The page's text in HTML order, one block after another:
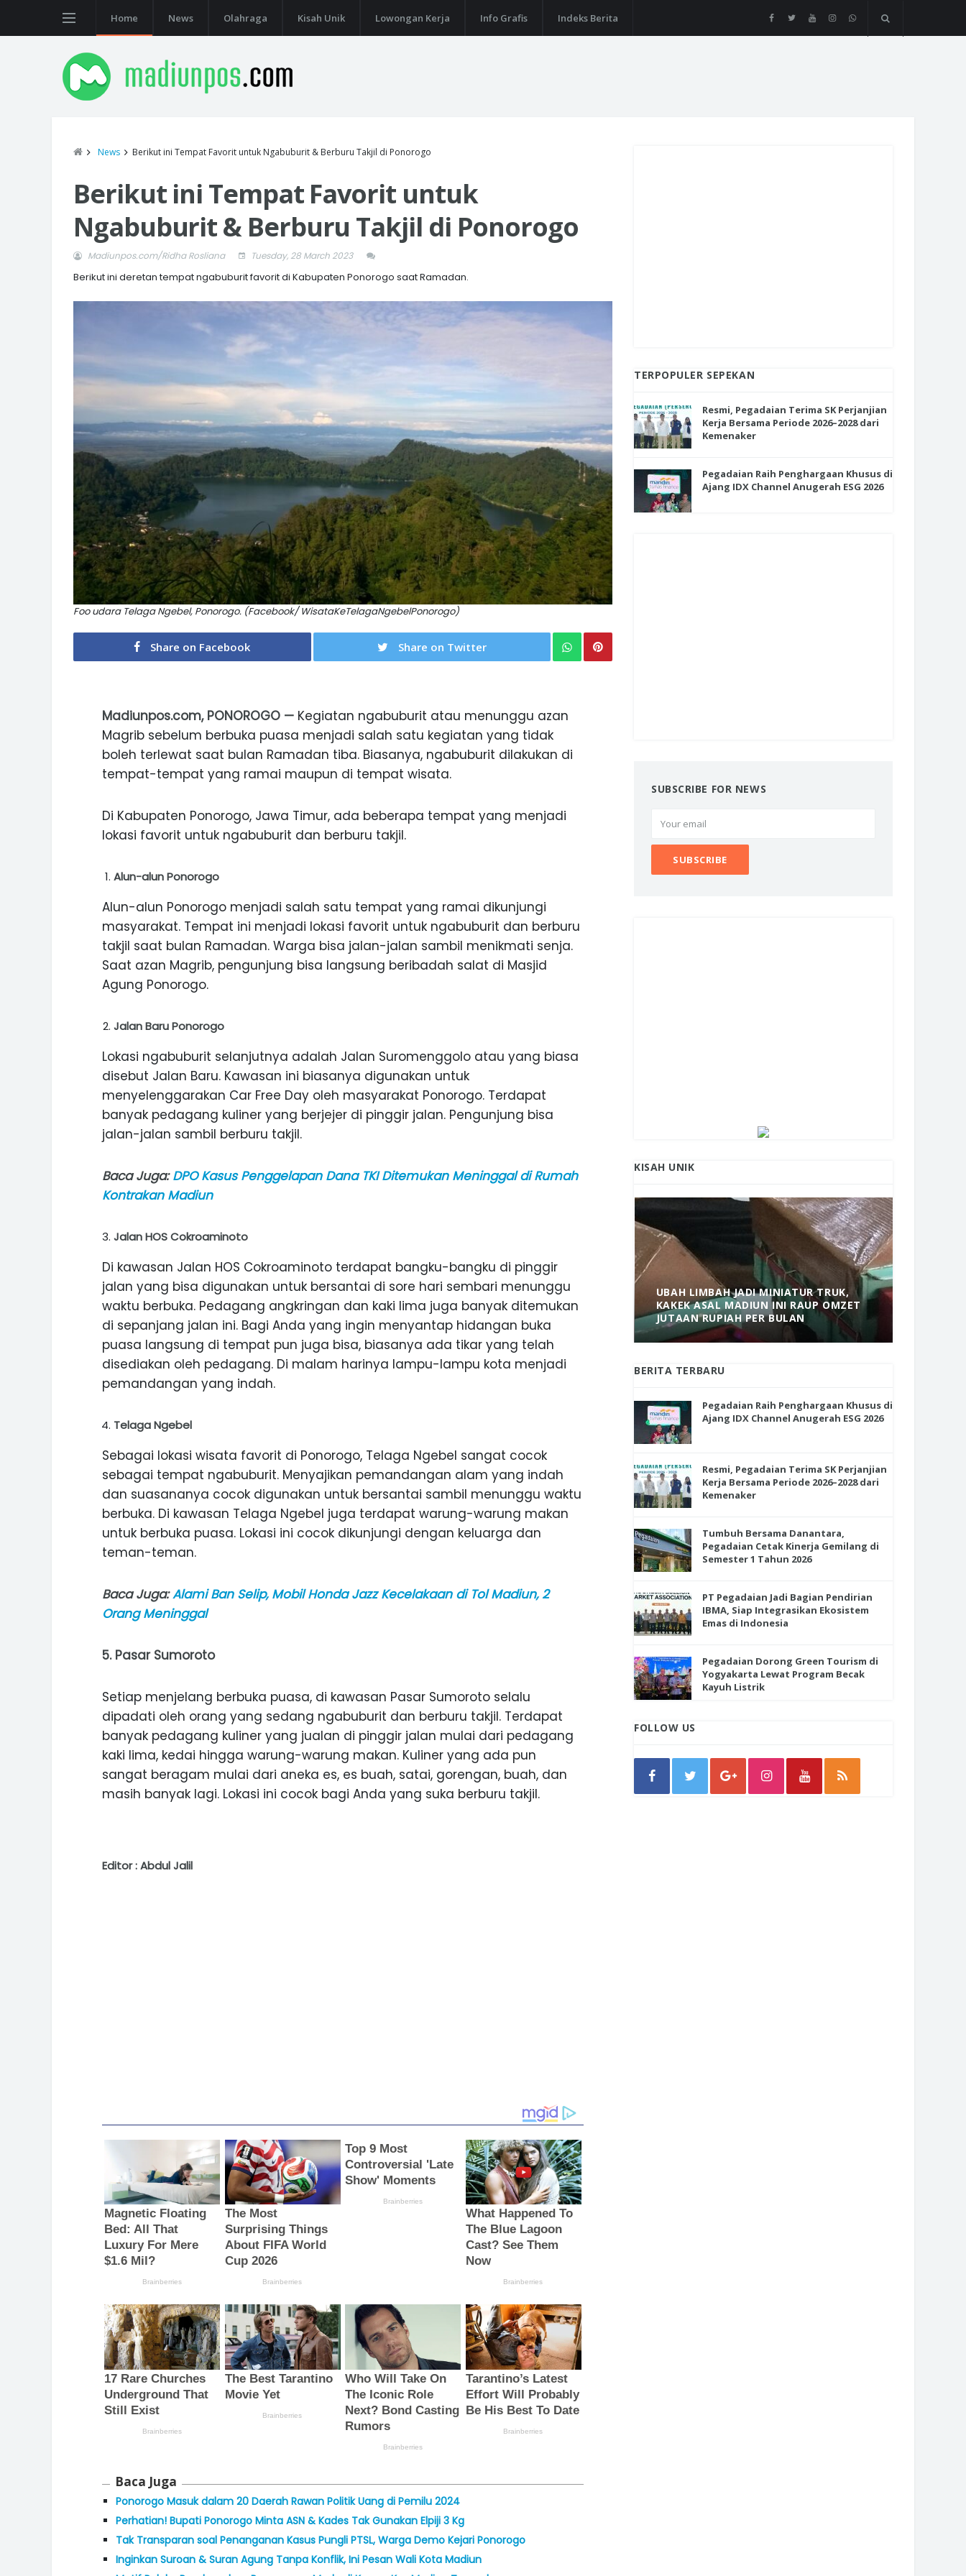
Home News Olahraga Kisah Unik Lowongan Kerja Info Grafis Indeks Berita
News Berikut ini Tempat Favorit untuk Ngabuburit & Berburu Takjil di Ponorogo
Berikut ini Tempat Favorit untuk
Ngabuburit & Berburu Takjil di Ponorogo
Madiunpos.com/Ridha Rosliana Tuesday, 28 March 2023
Berikut ini deretan tempat ngabuburit favorit di Kabupaten Ponorogo saat Ramadan.
Foo udara Telaga Ngebel, Ponorogo. (Facebook/ WisataKeTelagaNgebelPonorogo)
Share on Facebook Share on Twitter
Madiunpos.com, PONOROGO — Kegiatan ngabuburit atau menunggu azan
Magrib sebelum berbuka puasa menjadi salah satu kegiatan yang tidak
boleh terlewat saat bulan Ramadan tiba. Biasanya, ngabuburit dilakukan di
tempat-tempat yang ramai maupun di tempat wisata.
Di Kabupaten Ponorogo, Jawa Timur, ada beberapa tempat yang menjadi
lokasi favorit untuk ngabuburit dan berburu takjil.
Alun-alun Ponorogo
Alun-alun Ponorogo menjadi salah satu tempat yang ramai dikunjungi
masyarakat. Tempat ini menjadi lokasi favorit untuk ngabuburit dan berburu
takjil saat bulan Ramadan. Warga bisa jalan-jalan sambil menikmati senja.
Saat azan Magrib, pengunjung bisa langsung beribadah salat di Masjid
Agung Ponorogo.
Jalan Baru Ponorogo
Lokasi ngabuburit selanjutnya adalah Jalan Suromenggolo atau yang biasa
disebut Jalan Baru. Kawasan ini biasanya digunakan untuk
menyelenggarakan Car Free Day oleh masyarakat Ponorogo. Terdapat
banyak pedagang kuliner yang berjejer di pinggir jalan. Pengunjung bisa
jalan-jalan sambil berburu takjil.
Baca Juga:DPO Kasus Penggelapan Dana TKI Ditemukan Meninggal di Rumah
Kontrakan Madiun
Jalan HOS Cokroaminoto
Di kawasan Jalan HOS Cokroaminoto terdapat bangku-bangku di pinggir
jalan yang bisa digunakan untuk bersantai di sore hari sembari menunggu
waktu berbuka. Pedagang angkringan dan kaki lima juga banyak ditemukan
di sepanjang jalan ini. Bagi Anda yang ingin menyantap hidangan buka
puasa langsung di tempat pun juga bisa, biasanya ada tikar yang telah
disediakan oleh pedagang. Di malam harinya lampu-lampu kota menjadi
pemandangan yang indah.
Telaga Ngebel
Sebagai lokasi wisata favorit di Ponorogo, Telaga Ngebel sangat cocok
sebagai tempat ngabuburit. Menyajikan pemandangan alam yang indah
dan suasananya cocok digunakan untuk bersantai sambil menunggu waktu
berbuka. Di kawasan Telaga Ngebel juga terdapat warung-warung makan
untuk berbuka puasa. Lokasi ini cocok dikunjungi dengan keluarga dan
teman-teman.
Baca Juga:Alami Ban Selip, Mobil Honda Jazz Kecelakaan di Tol Madiun, 2
Orang Meninggal
5. Pasar Sumoroto
Setiap menjelang berbuka puasa, di kawasan Pasar Sumoroto selalu
dipadati oleh orang yang sedang ngabuburit dan berburu takjil. Terdapat
banyak pedagang kuliner yang jualan di pinggir jalan mulai dari pedagang
kaki lima, kedai hingga warung-warung makan. Kuliner yang ada pun
sangat beragam mulai dari aneka es, es buah, satai, gorengan, buah, dan
masih banyak lagi. Lokasi ini cocok bagi Anda yang suka berburu takjil.
Editor : Abdul Jalil
Baca Juga
Ponorogo Masuk dalam 20 Daerah Rawan Politik Uang di Pemilu 2024
Perhatian! Bupati Ponorogo Minta ASN & Kades Tak Gunakan Elpiji 3 Kg
Tak Transparan soal Penanganan Kasus Pungli PTSL, Warga Demo Kejari Ponorogo
Inginkan Suroan & Suran Agung Tanpa Konflik, Ini Pesan Wali Kota Madiun
TERPOPULER SEPEKAN
Resmi, Pegadaian Terima SK Perjanjian
Kerja Bersama Periode 2026–2028 dari
Kemenaker
Pegadaian Raih Penghargaan Khusus di
Ajang IDX Channel Anugerah ESG 2026
SUBSCRIBE FOR NEWS
KISAH UNIK
MANIS, LEGIT, DAN PAHIT, NIKMATNYA
DURIAN SEGULUNG MADIUN
ANAK-ANAK BOJONEGORO DAN
NGANJUK SEKOLAH DI SMPN SARADAN
SEJAK 1996
UBAH LIMBAH JADI MINIATUR TRUK,
KAKEK ASAL MADIUN INI RAUP OMZET
JUTAAN RUPIAH PER BULAN
BERITA TERBARU
Pegadaian Raih Penghargaan Khusus di
Ajang IDX Channel Anugerah ESG 2026
Resmi, Pegadaian Terima SK Perjanjian
Kerja Bersama Periode 2026–2028 dari
Kemenaker
Tumbuh Bersama Danantara,
Pegadaian Cetak Kinerja Gemilang di
Semester 1 Tahun 2026
PT Pegadaian Jadi Bagian Pendirian
IBMA, Siap Integrasikan Ekosistem
Emas di Indonesia
Pegadaian Dorong Green Tourism di
Yogyakarta Lewat Program Becak
Kayuh Listrik
FOLLOW US